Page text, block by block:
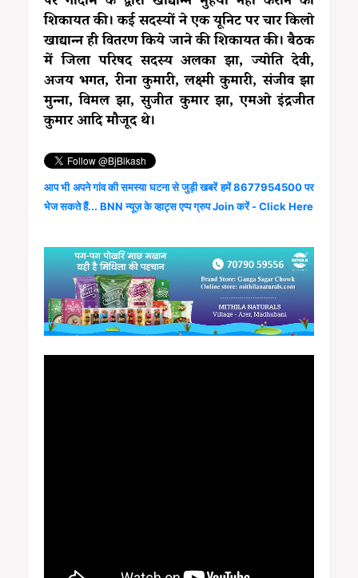
शिकायत की। कई सदस्यों ने एक यूनिट पर चार किलो
खाद्यान्न ही वितरण किये जाने की शिकायत की। बैठक
में जिला परिषद सदस्य अलका झा, ज्योति देवी,
अजय भगत, रीना कुमारी, लक्ष्मी कुमारी, संजीव झा
मुन्ना, विमल झा, सुजीत कुमार झा, एमओ इंद्रजीत
कुमार आदि मौजूद थे।
आप भी अपने गांव की समस्या घटना से जुड़ी खबरें हमें 8677954500 पर
भेज सकते हैं... BNN न्यूज़ के व्हाट्स एप्प ग्रुप Join करें - Click Here